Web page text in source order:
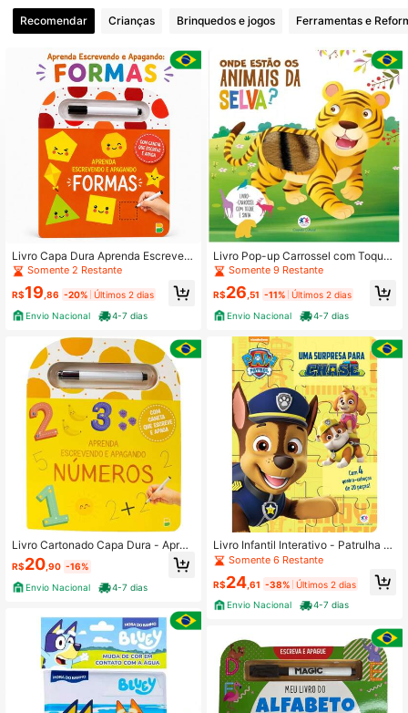
244 Seguidores
244 Seguidores
244 Seguidores
4,88 244 Seguidores
4,88 244 Seguidores
Recomendar Crianças Brinquedos e jogos Ferramentas e
Livro Capa Dura Aprenda Escreven
do E Apagando Formas Infantil Todo
Livro
Somente 2 Restante
R$19 ,86 -20% Últimos 2 dias
Envio Nacional
4-7 dias
Livro Cartonado Capa Dura - Apren
da Escrevendo e Apagando: Númer
os com Caneta Escreve e Apaga Ed
itora TodoLivro
R$20,90 -16%
Envio Nacional
4-7 dias
Livro Pop-up Carrossel com Toque
e Sinta - Onde estão os animais da
selva Ciranda Cultural
Somente 9 Restante
R$26 ,51 -11% Últimos 2 dias
Envio Nacional
4-7 dias
Livro Infantil Interativo - Patrulha C
anina Uma Surpresa Para Chase co
m Quebra-Cabeça 20 Peças Cirand
a Cultural
Somente 6 Restante
R$24 ,61 -38% Últimos 2 dias
Envio Nacional
4-7 dias